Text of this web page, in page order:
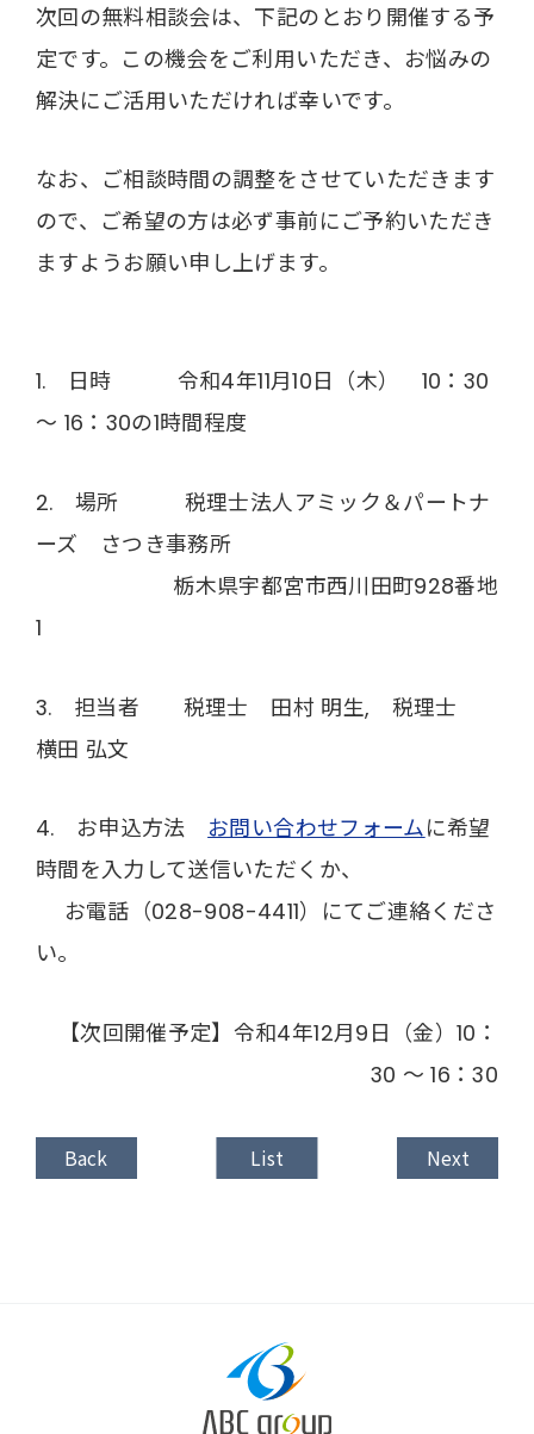
次回の無料相談会は、下記のとおり開催する予
定です。この機会をご利用いただき、お悩みの
解決にご活用いただければ幸いです。
なお、ご相談時間の調整をさせていただきます
ので、ご希望の方は必ず事前にご予約いただき
ますようお願い申し上げます。
1. 日時 令和4年11月10日（木） 10：30
～ 16：30の1時間程度
2. 場所 税理士法人アミック＆パートナ
ーズ さつき事務所
栃木県宇都宮市西川田町928番地
1
3. 担当者 税理士 田村 明生, 税理士
横田 弘文
4. お申込方法 お問い合わせフォームに希望
時間を入力して送信いただくか、
お電話（028-908-4411）にてご連絡くださ
い。
【次回開催予定】令和4年12月9日（金）10：
30 ～ 16：30
Back List Next